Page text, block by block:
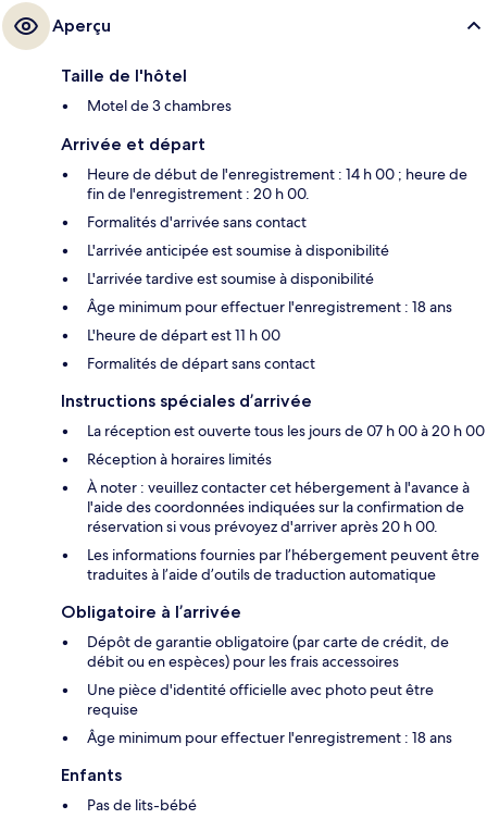
Aperçu
Taille de l'hôtel
Motel de 3 chambres
Arrivée et départ
Heure de début de l'enregistrement : 14 h 00 ; heure de
fin de l'enregistrement : 20 h 00.
Formalités d'arrivée sans contact
L'arrivée anticipée est soumise à disponibilité
L'arrivée tardive est soumise à disponibilité
Âge minimum pour effectuer l'enregistrement : 18 ans
L'heure de départ est 11 h 00
Formalités de départ sans contact
Instructions spéciales d’arrivée
La réception est ouverte tous les jours de 07 h 00 à 20 h 00
Réception à horaires limités
À noter : veuillez contacter cet hébergement à l'avance à
l'aide des coordonnées indiquées sur la confirmation de
réservation si vous prévoyez d'arriver après 20 h 00.
Les informations fournies par l’hébergement peuvent être
traduites à l’aide d’outils de traduction automatique
Obligatoire à l’arrivée
Dépôt de garantie obligatoire (par carte de crédit, de
débit ou en espèces) pour les frais accessoires
Une pièce d'identité officielle avec photo peut être
requise
Âge minimum pour effectuer l'enregistrement : 18 ans
Enfants
Pas de lits-bébé